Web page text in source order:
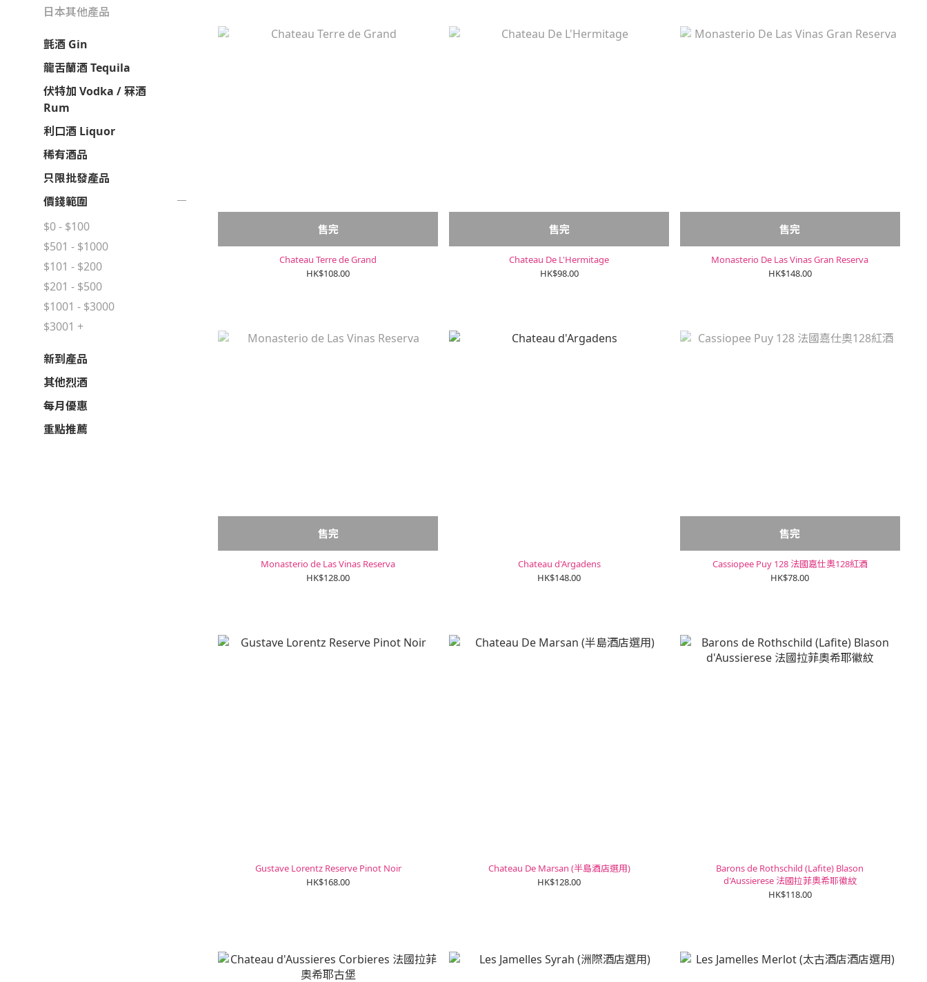
日本其他產品
氈酒 Gin
龍舌蘭酒 Tequila
伏特加 Vodka / 冧酒
Rum
利口酒 Liquor
稀有酒品
只限批發產品
價錢範圍
$0 - $100
$501 - $1000
$101 - $200
$201 - $500
$1001 - $3000
$3001 +
新到產品
其他烈酒
每月優惠
重點推薦
售完
Chateau Terre de Grand
HK$108.00
售完
Chateau De L'Hermitage
HK$98.00
售完
Monasterio De Las Vinas Gran Reserva
HK$148.00
售完
Monasterio de Las Vinas Reserva
HK$128.00
Chateau d'Argadens
HK$148.00
售完
Cassiopee Puy 128 法國嘉仕奧128紅酒
HK$78.00
Gustave Lorentz Reserve Pinot Noir
HK$168.00
Chateau De Marsan (半島酒店選用)
HK$128.00
Barons de Rothschild (Lafite) Blason
d'Aussierese 法國拉菲奧希耶徽紋
HK$118.00